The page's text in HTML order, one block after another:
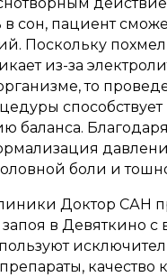
сон, пациент
Поскольку
из-за
то
способствует
баланса.
боли и
Доктор САН
в Девяткино с
качество